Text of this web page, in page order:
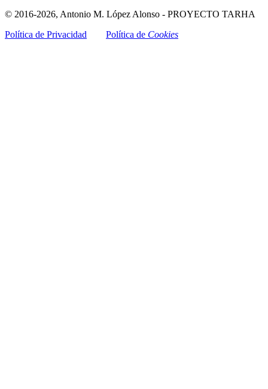
© 2016-2026, Antonio M. López Alonso - PROYECTO TARHA
Política de Privacidad
Política de Cookies